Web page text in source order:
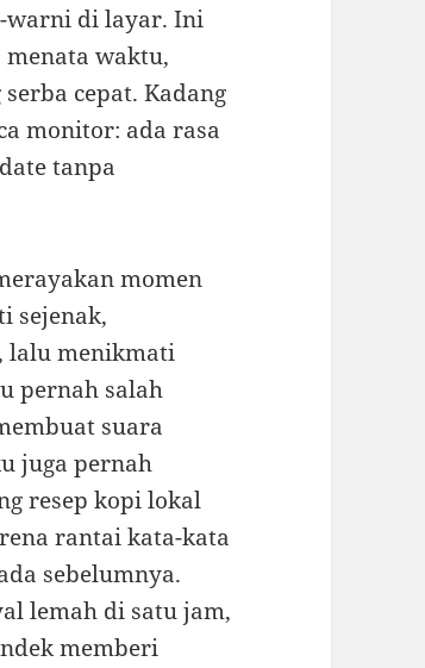
warni di layar. Ini
waktu,
cepat. Kadang
monitor: ada rasa
tanpa
momen
sejenak,
lalu menikmati
pernah salah
suara
juga pernah
resep kopi lokal
rantai kata-kata
sebelumnya.
lemah di satu jam,
memberi